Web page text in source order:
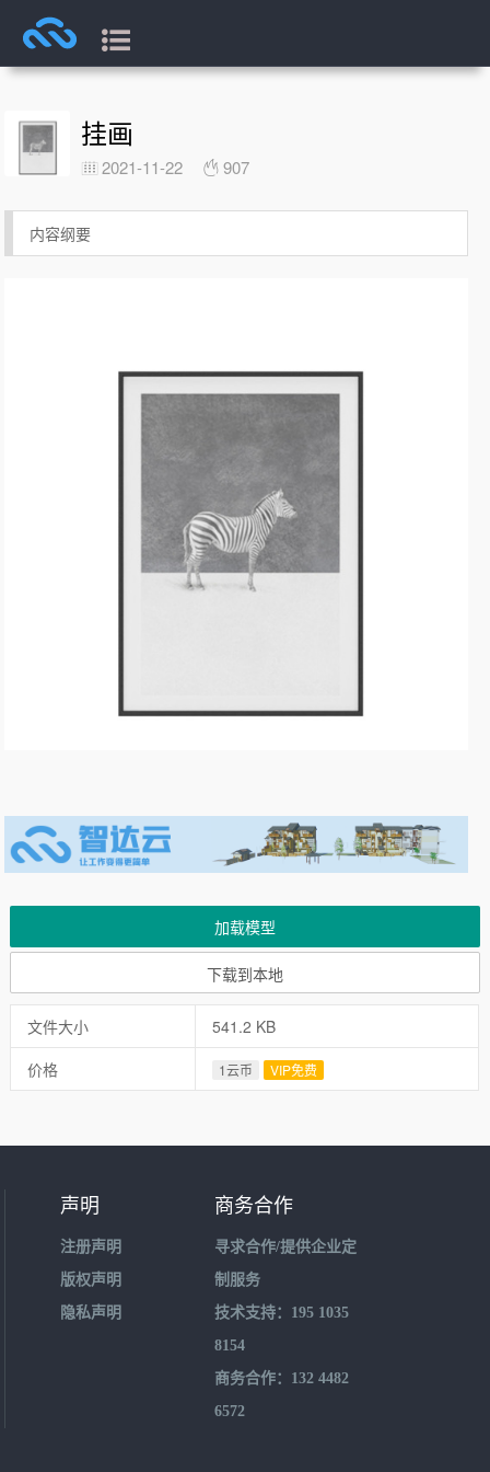
挂画
2021-11-22 907
内容纲要
加载模型
下载到本地
文件大小
541.2 KB
价格
1云币 VIP免费
声明
注册声明
版权声明
隐私声明
商务合作
寻求合作/提供企业定
制服务
技术支持：195 1035
8154
商务合作：132 4482
6572